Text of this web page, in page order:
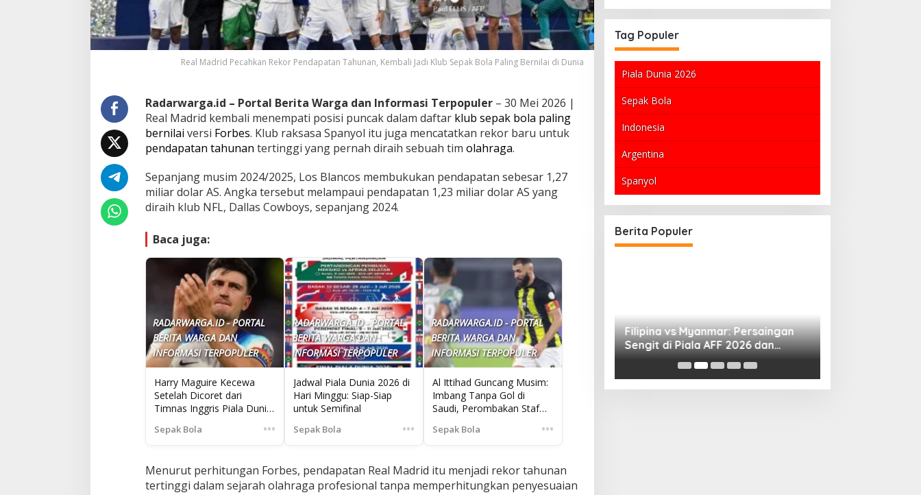
Real Madrid Pecahkan Rekor Pendapatan Tahunan, Kembali Jadi Klub Sepak Bola Paling Bernilai di Dunia
Radarwarga.id – Portal Berita Warga dan Informasi Terpopuler– 30 Mei 2026 |
Real Madrid kembali menempati posisi puncak dalam daftar klub sepak bola paling
bernilai versi Forbes. Klub raksasa Spanyol itu juga mencatatkan rekor baru untuk
pendapatan tahunan tertinggi yang pernah diraih sebuah tim olahraga.
Sepanjang musim 2024/2025, Los Blancos membukukan pendapatan sebesar 1,27
miliar dolar AS. Angka tersebut melampaui pendapatan 1,23 miliar dolar AS yang
diraih klub NFL, Dallas Cowboys, sepanjang 2024.
Baca juga:
RADARWARGA.ID - PORTAL
BERITA WARGA DAN
INFORMASI TERPOPULER
Harry Maguire Kecewa
Setelah Dicoret dari
Timnas Inggris Piala Dunia
Sepak Bola •••
RADARWARGA.ID - PORTAL
BERITA WARGA DAN
INFORMASI TERPOPULER
Jadwal Piala Dunia 2026 di
Hari Minggu: Siap-Siap
untuk Semifinal
Sepak Bola •••
RADARWARGA.ID - PORTAL
BERITA WARGA DAN
INFORMASI TERPOPULER
Al Ittihad Guncang Musim:
Imbang Tanpa Gol di
Saudi, Perombakan Staf
Sepak Bola •••
Menurut perhitungan Forbes, pendapatan Real Madrid itu menjadi rekor tahunan
tertinggi dalam sejarah olahraga profesional tanpa memperhitungkan penyesuaian
Tag Populer
Piala Dunia 2026
Sepak Bola
Indonesia
Argentina
Spanyol
Berita Populer
SCTV Hadirkan Berbagai Acara
Menarik, Dari Sinetron Hingga
Karnaval
Filipina vs Myanmar: Persaingan
Sengit di Piala AFF 2026 dan
Dinamika ASEAN